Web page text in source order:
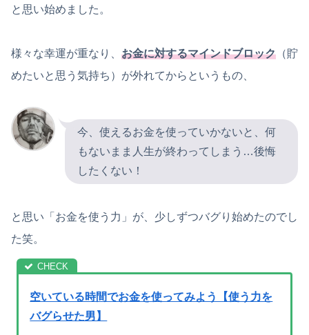
と思い始めました。
様々な幸運が重なり、 お金に対するマインドブロック （貯
めたいと思う気持ち）が外れてからというもの、
今、使えるお金を使っていかないと、何
もないまま人生が終わってしまう…後悔
したくない！
と思い「お金を使う力」が、少しずつバグり始めたのでし
た笑。
空いている時間でお金を使ってみよう【使う力を
バグらせた男】